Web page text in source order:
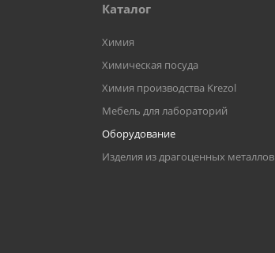
Каталог
Химия
Химическая посуда
Химия производства Krezol
Мебель для лабораторий
Оборудование
Изделия из драгоценных металлов